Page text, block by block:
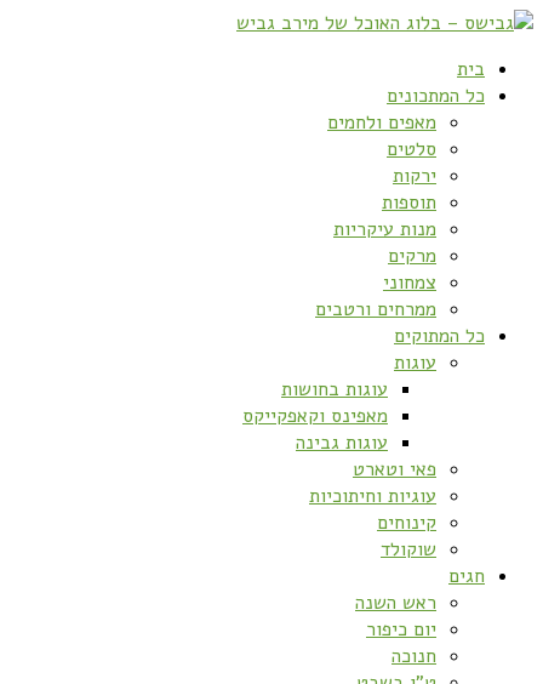
בית
כל המתכונים
מאפים ולחמים
סלטים
ירקות
תוספות
מנות עיקריות
מרקים
צמחוני
ממרחים ורטבים
כל המתוקים
עוגות
עוגות בחושות
מאפינס וקאפקייקס
עוגות גבינה
פאי וטארט
עוגיות וחיתוכיות
קינוחים
שוקולד
חגים
ראש השנה
יום כיפור
חנוכה